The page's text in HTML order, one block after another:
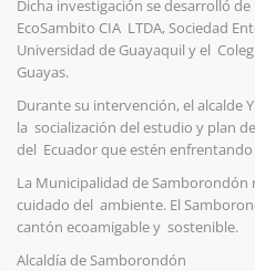
Dicha investigación se desarrolló
EcoSambito CIA LTDA, Sociedad
Universidad de Guayaquil y el
Guayas.
Durante su intervención, el alcalde
la socialización del estudio y plan
del Ecuador que estén
La Municipalidad de
cuidado del ambiente. El
cantón ecoamigable y sostenible.
Alcaldía de Samborondón